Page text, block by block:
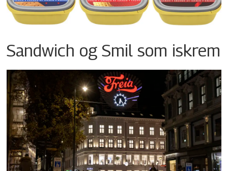
Sandwich og Smil som iskrem